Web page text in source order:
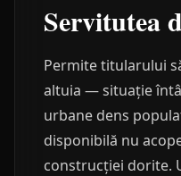
Servitutea
Permite titularului
altuia — situație
urbane dens
disponibilă nu
construcției dorite.